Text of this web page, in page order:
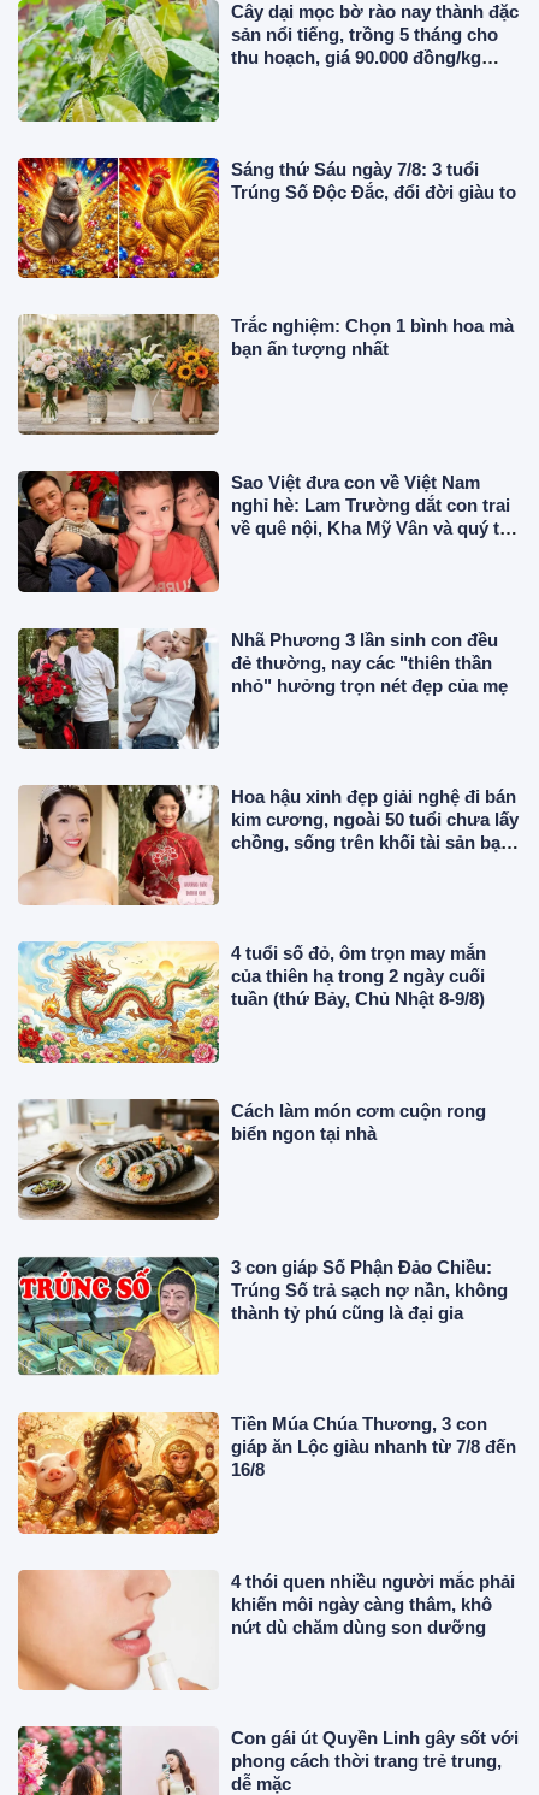
Cây dại mọc bờ rào nay thành đặc
sản nổi tiếng, trồng 5 tháng cho
thu hoạch, giá 90.000 đồng/kg
Sáng thứ Sáu ngày 7/8: 3 tuổi
Trúng Số Độc Đắc, đổi đời giàu to
Trắc nghiệm: Chọn 1 bình hoa mà
bạn ấn tượng nhất
Sao Việt đưa con về Việt Nam
nghỉ hè: Lam Trường dắt con trai
về quê nội, Kha Mỹ Vân và quý tử
Nhã Phương 3 lần sinh con đều
đẻ thường, nay các "thiên thần
nhỏ" hưởng trọn nét đẹp của mẹ
Hoa hậu xinh đẹp giải nghệ đi bán
kim cương, ngoài 50 tuổi chưa lấy
chồng, sống trên khối tài sản bạc
4 tuổi số đỏ, ôm trọn may mắn
của thiên hạ trong 2 ngày cuối
tuần (thứ Bảy, Chủ Nhật 8-9/8)
Cách làm món cơm cuộn rong
biển ngon tại nhà
3 con giáp Số Phận Đảo Chiều:
Trúng Số trả sạch nợ nần, không
thành tỷ phú cũng là đại gia
Tiền Múa Chúa Thương, 3 con
giáp ăn Lộc giàu nhanh từ 7/8 đến
16/8
4 thói quen nhiều người mắc phải
khiến môi ngày càng thâm, khô
nứt dù chăm dùng son dưỡng
Con gái út Quyền Linh gây sốt với
phong cách thời trang trẻ trung,
dễ mặc